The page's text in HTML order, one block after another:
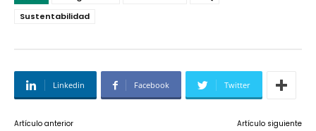
Sustentabilidad
Linkedin Facebook Twitter
Artículo anterior Artículo siguiente